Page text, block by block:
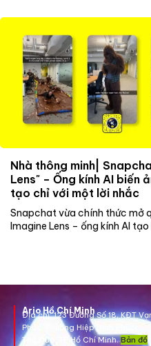
Nhà thông minh|
Lens" – Ống kính AI biến
tạo chỉ với một lời nhắc
Snapchat vừa chính thức mở
Imagine Lens – ống kính AI
Ario Hồ Chí Minh
Địa chỉ:123 Đường Số 18, KĐT
Phúc, Phường Hiệp Bình Phước,
Thủ Đức, TP Hồ Chí Minh.Bản đồ